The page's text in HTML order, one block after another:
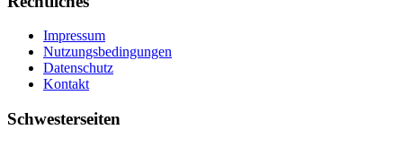
Impressum
Nutzungsbedingungen
Datenschutz
Kontakt
Schwesterseiten